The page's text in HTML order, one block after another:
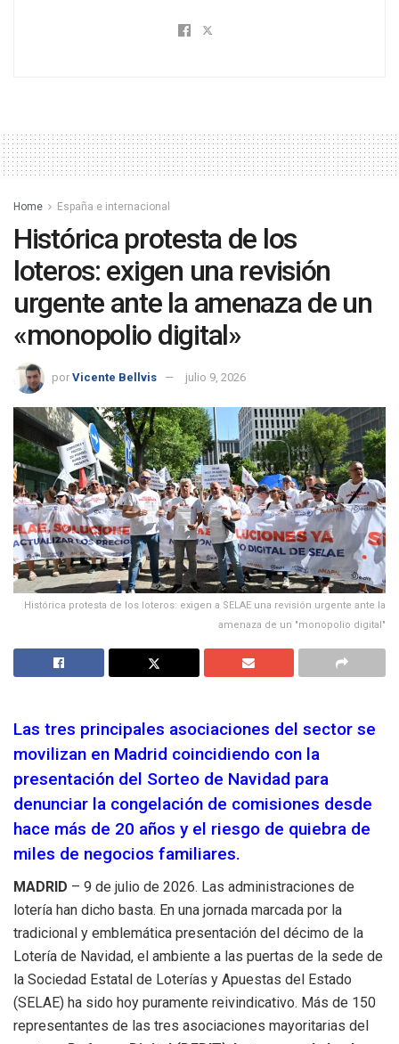
Home España e internacional
Histórica protesta de los
loteros: exigen una revisión
urgente ante la amenaza de un
«monopolio digital»
por Vicente Bellvis julio 9, 2026
Histórica protesta de los loteros: exigen a SELAE una revisión urgente ante la
amenaza de un "monopolio digital"
Las tres principales asociaciones del sector se
movilizan en Madrid coincidiendo con la
presentación del Sorteo de Navidad para
denunciar la congelación de comisiones desde
hace más de 20 años y el riesgo de quiebra de
miles de negocios familiares.
MADRID – 9 de julio de 2026. Las administraciones de
lotería han dicho basta. En una jornada marcada por la
tradicional y emblemática presentación del décimo de la
Lotería de Navidad, el ambiente a las puertas de la sede de
la Sociedad Estatal de Loterías y Apuestas del Estado
(SELAE) ha sido hoy puramente reivindicativo. Más de 150
representantes de las tres asociaciones mayoritarias del